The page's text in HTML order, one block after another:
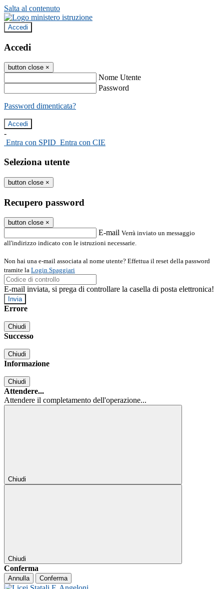
Salta al contenuto
Accedi
Accedi
button close ×
Nome Utente
Password
Password dimenticata?
-
Entra con SPID Entra con CIE
Seleziona utente
button close ×
Recupero password
button close ×
E-mail Verrà inviato un messaggio
all'indirizzo indicato con le istruzioni necessarie.
Non hai una e-mail associata al nome utente? Effettua il reset della password
tramite la Login Spaggiari
E-mail inviata, si prega di controllare la casella di posta elettronica!
Errore
Chiudi
Successo
Chiudi
Informazione
Chiudi
Attendere...
Attendere il completamento dell'operazione...
Chiudi
Chiudi
Conferma
Annulla Conferma